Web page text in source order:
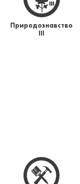
Природознавство
ІІІ